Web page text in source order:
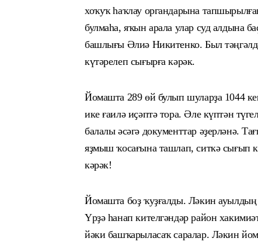
хоҡуҡ һаҡлау органдарына
булмаһа, яҡын арала улар суд алдына
башлығы Әлиә Никитенко. Был
күтәрелеп сығырға кәрәк.
Йомашта 289 өй булып шуларҙа 1044
ике ғаилә иҫәптә тора.Әле күптән
балалы әсәгә документтар әҙерләнә.
яҙмыш ҡосағына ташлап, ситкә сығып
кәрәк!
Йомашта боҙ ҡуҙғалды. Ләкинауылдың
Үрҙә һанап кителгәндәр район хакими
йәки башҡарыласаҡ саралар. Ләкин